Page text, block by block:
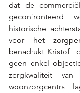
dat de
geconfronteerd
historische
voor het
benadrukt Kristof
geen enkel
zorgkwaliteit
woonzorgcentra